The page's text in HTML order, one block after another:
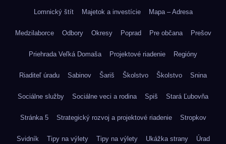
Lomnický štít Majetok a investície Mapa – Adresa
Medzilaborce Odbory Okresy Poprad Pre občana Prešov
Priehrada Veľká Domaša Projektové riadenie Regióny
Riaditeľ úradu Sabinov Šariš Školstvo Školstvo Snina
Sociálne služby Sociálne veci a rodina Spiš Stará Ľubovňa
Stránka 5 Strategický rozvoj a projektové riadenie Stropkov
Svidník Tipy na výlety Tipy na výlety Ukážka strany Úrad